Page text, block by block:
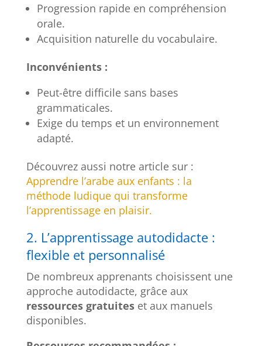
Progression rapide en compréhension
orale.
Acquisition naturelle du vocabulaire.
Inconvénients :
Peut-être difficile sans bases
grammaticales.
Exige du temps et un environnement
adapté.
Découvrez aussi notre article sur :
Apprendre l’arabe aux enfants : la
méthode ludique qui transforme
l’apprentissage en plaisir.
2. L’apprentissage autodidacte :
flexible et personnalisé
De nombreux apprenants choisissent une
approche autodidacte, grâce aux
ressources gratuiteset aux manuels
disponibles.